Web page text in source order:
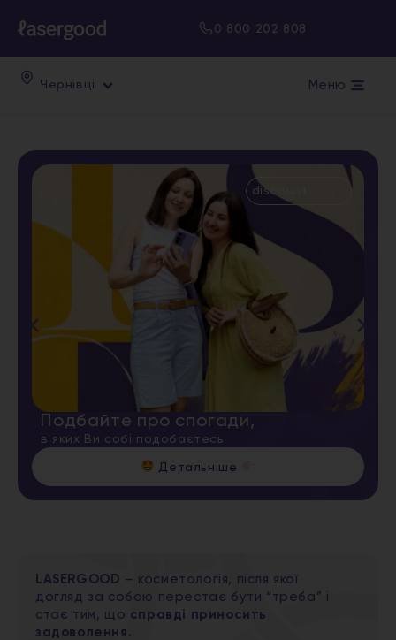
0 800 202 808
Чернівці Меню
discount
Подбайте про спогади,
в яких Ви собі подобаєтесь
Детальніше
LASERGOOD – косметологія, після якої
догляд за собою перестає бути “треба” і
стає тим, що справді приносить
задоволення.